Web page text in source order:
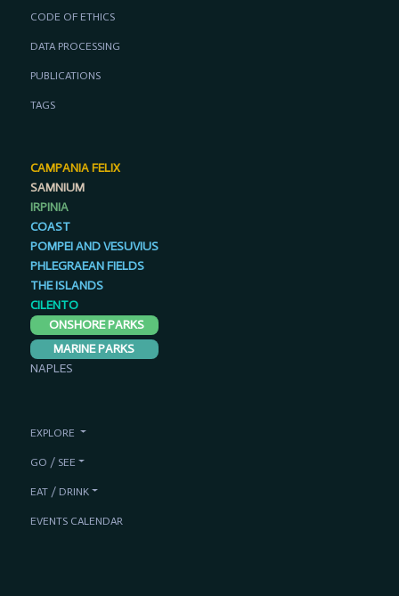
CODE OF ETHICS
DATA PROCESSING
PUBLICATIONS
TAGS
CAMPANIA FELIX
SAMNIUM
IRPINIA
COAST
POMPEI AND VESUVIUS
PHLEGRAEAN FIELDS
THE ISLANDS
CILENTO
ONSHORE PARKS
MARINE PARKS
NAPLES
EXPLORE
GO / SEE
EAT / DRINK
EVENTS CALENDAR